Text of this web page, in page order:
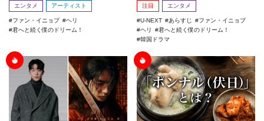
エンタメ アーティスト
ファン・イニョプ
ヘリ
君へと続く僕のドリーム！
注目 エンタメ
U-NEXT あらすじ
ファン・イニョプ
ヘリ
君へと続く僕のドリーム！
韓国ドラマ